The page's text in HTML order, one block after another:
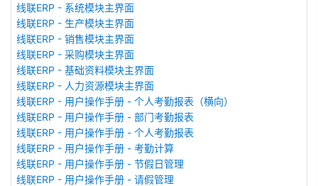
线联ERP - 系统模块主界面
线联ERP - 生产模块主界面
线联ERP - 销售模块主界面
线联ERP - 采购模块主界面
线联ERP - 基础资料模块主界面
线联ERP - 人力资源模块主界面
线联ERP - 用户操作手册 - 个人考勤报表（横向）
线联ERP - 用户操作手册 - 部门考勤报表
线联ERP - 用户操作手册 - 个人考勤报表
线联ERP - 用户操作手册 - 考勤计算
线联ERP - 用户操作手册 - 节假日管理
线联ERP - 用户操作手册 - 请假管理